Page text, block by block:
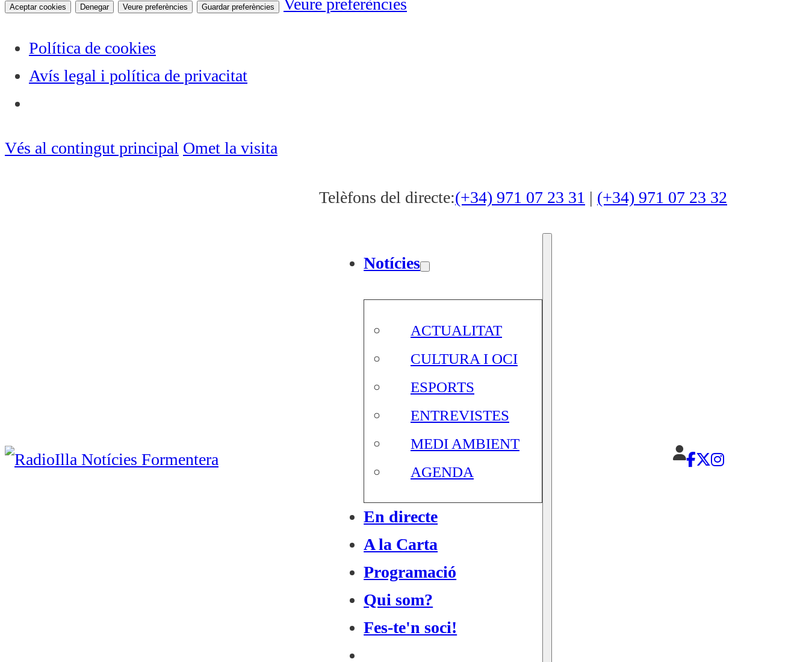
Aceptar cookies Denegar Veure preferències Guardar preferències Veure preferències
Política de cookies
Avís legal i política de privacitat
Vés al contingut principal Omet la visita
Telèfons del directe:(+34) 971 07 23 31 | (+34) 971 07 23 32
Notícies
ACTUALITAT
CULTURA I OCI
ESPORTS
ENTREVISTES
MEDI AMBIENT
AGENDA
En directe
A la Carta
Programació
Qui som?
Fes-te'n soci!